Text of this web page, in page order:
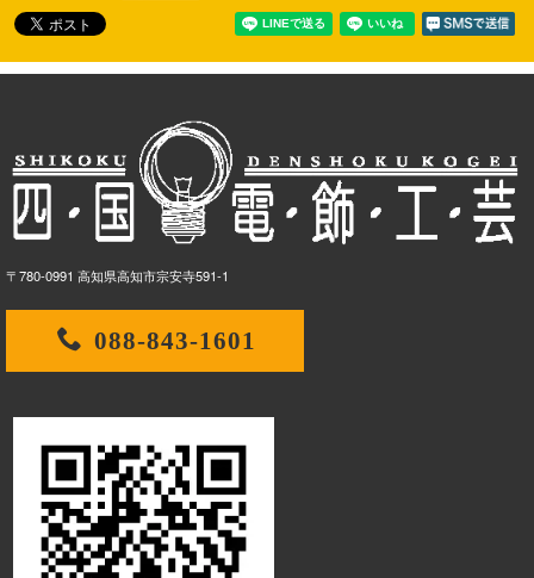
〒780-0991 高知県高知市宗安寺591-1
088-843-1601